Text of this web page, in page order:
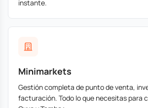
instante.
Minimarkets
Gestión completa de punto de venta,
facturación. Todo lo que necesitas para